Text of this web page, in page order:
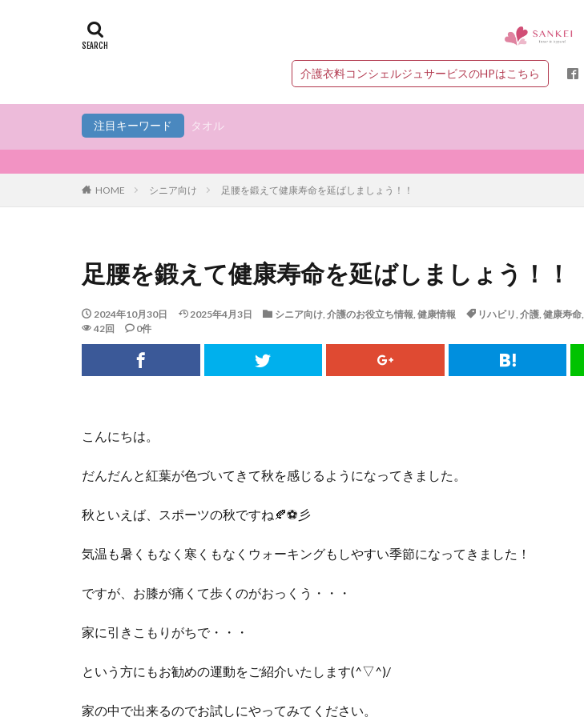
介護衣料コンシェルジュサービスのHPはこちら
注目キーワード タオル
HOME シニア向け 足腰を鍛えて健康寿命を延ばしましょう！！
足腰を鍛えて健康寿命を延ばしましょう！！
2024年10月30日 2025年4月3日 シニア向け, 介護のお役立ち情報, 健康情報 リハビリ, 介護, 健康寿命,
42回
0件
こんにちは。
だんだんと紅葉が色づいてきて秋を感じるようになってきました。
秋といえば、スポーツの秋ですね🍂⚽彡
気温も暑くもなく寒くもなくウォーキングもしやすい季節になってきました！
ですが、お膝が痛くて歩くのがおっくう・・・
家に引きこもりがちで・・・
という方にもお勧めの運動をご紹介いたします(^▽^)/
家の中で出来るのでお試しにやってみてください。